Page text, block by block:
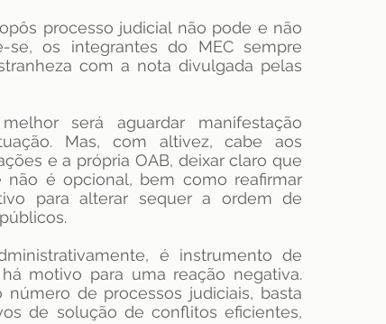
processo judicial não pode e não
os integrantes do MEC sempre
com a nota divulgada pelas
será aguardar manifestação
Mas, com altivez, cabe aos
e a própria OAB, deixar claro que
é opcional, bem como reafirmar
para alterar sequer a ordem de
é instrumento de
motivo para uma reação negativa.
de processos judiciais, basta
de solução de conflitos eficientes,